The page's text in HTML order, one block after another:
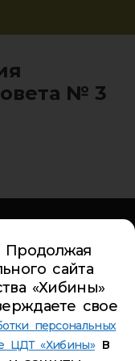
№ 3
Продолжая
сайта
«Хибины»
свое
персональных
ЦДТ «Хибины»в